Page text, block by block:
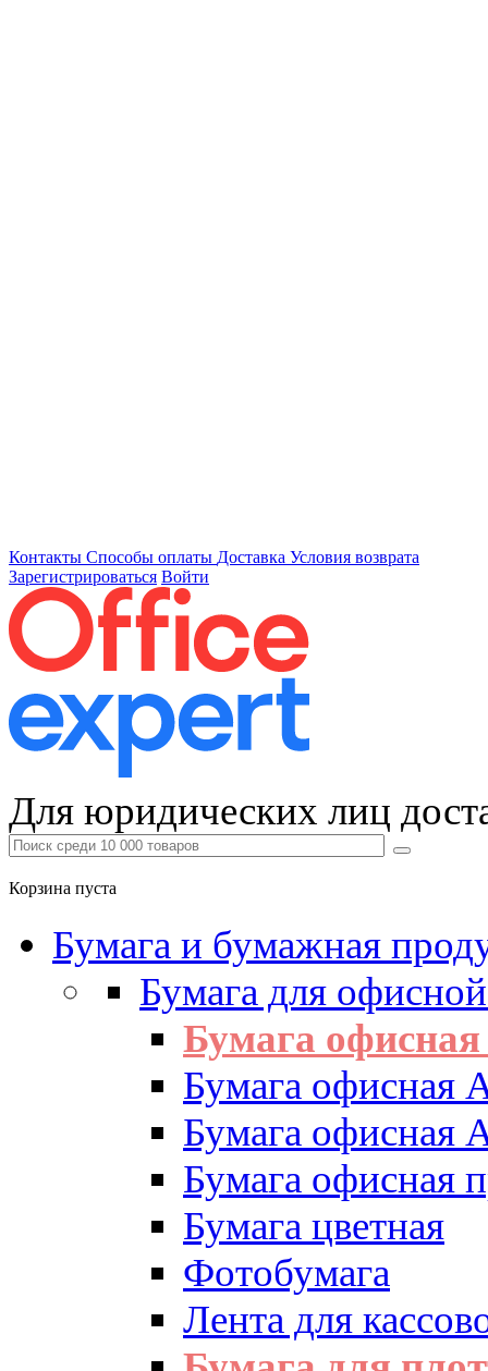
Контакты Способы оплаты Доставка Условия возврата
Зарегистрироваться Войти
Для юридических лиц
Корзина пуста
Бумага и бумажная
Бумага для
Бумага
Бумага офисная
Бумага офисная
Бумага офисная
Бумага цветная
Фотобумага
Лента для